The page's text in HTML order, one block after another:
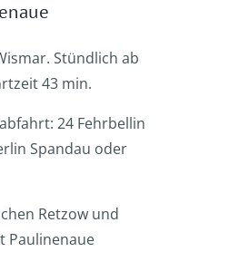
Stündlich ab
43 min.
24 Fehrbellin
Spandau oder
Retzow und
Paulinenaue